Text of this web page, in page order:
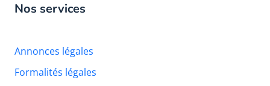
Nos services
Annonces légales
Formalités légales